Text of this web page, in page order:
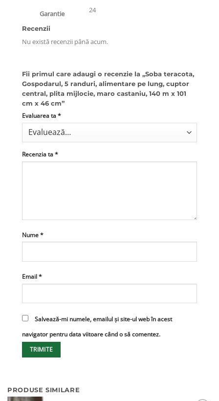
Garantie 24
Recenzii
Nu există recenzii până acum.
Fii primul care adaugi o recenzie la „Soba teracota,
Gospodarul, 5 randuri, alimentare pe lung, cuptor
central, plita mijlocie, maro castaniu, 140 m x 101
cm x 46 cm”
Evaluarea ta *
Recenzia ta *
Nume *
Email *
Salvează-mi numele, emailul și site-ul web în acest
navigator pentru data viitoare când o să comentez.
PRODUSE SIMILARE